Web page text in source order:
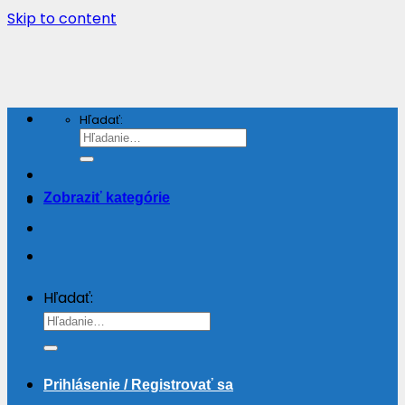
Skip to content
Hľadať:
Prihlásenie / Registrovať sa
Hľadať:
Zobraziť kategórie